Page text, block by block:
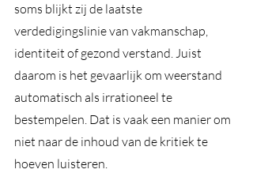
soms blijkt zij de laatste
verdedigingslinie van vakmanschap,
identiteit of gezond verstand. Juist
daarom is het gevaarlijk om weerstand
automatisch als irrationeel te
bestempelen. Dat is vaak een manier om
niet naar de inhoud van de kritiek te
hoeven luisteren.